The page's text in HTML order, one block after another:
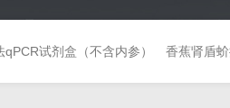
试剂盒（不含内参） 香蕉肾盾